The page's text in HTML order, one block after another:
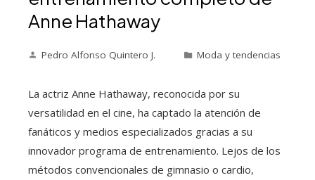
Anne Hathaway
Pedro Alfonso Quintero J. Moda y tendencias
La actriz Anne Hathaway, reconocida por su
versatilidad en el cine, ha captado la atención de
fanáticos y medios especializados gracias a su
innovador programa de entrenamiento. Lejos de los
métodos convencionales de gimnasio o cardio,